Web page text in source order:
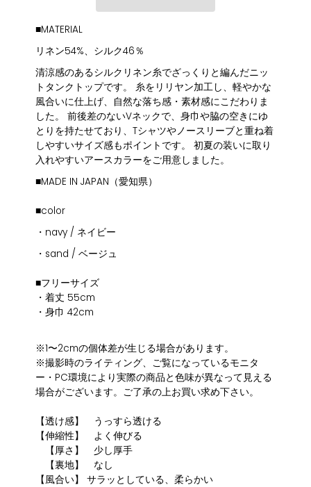
■MATERIAL
リネン54%、シルク46％
清涼感のあるシルクリネン糸でざっくりと編んだニッ
トタンクトップです。 糸をリリヤン加工し、軽やかな
風合いに仕上げ、自然な落ち感・素材感にこだわりま
した。 前後差のないVネックで、身巾や脇の空きにゆ
とりを持たせており、Tシャツやノースリーブと重ね着
しやすいサイズ感もポイントです。 初夏の装いに取り
入れやすいアースカラーをご用意しました。
■MADE IN JAPAN（愛知県）
■color
・navy / ネイビー
・sand / ベージュ
■フリーサイズ
・着丈 55cm
・身巾 42cm
※1〜2cmの個体差が生じる場合があります。
※撮影時のライティング、ご覧になっているモニタ
ー・PC環境により実際の商品と色味が異なって見える
場合がございます。ご了承の上お買い求め下さい。
【透け感】 うっすら透ける
【伸縮性】 よく伸びる
【厚さ】 少し厚手
【裏地】 なし
【風合い】 サラッとしている、柔らかい